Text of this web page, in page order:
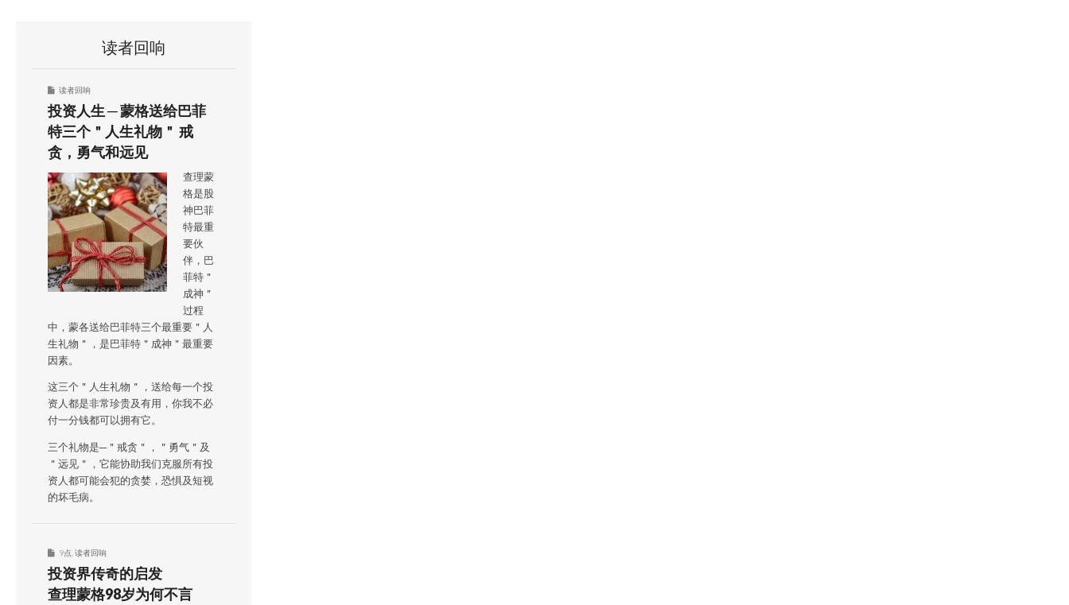
读者回响
读者回响
投资人生 ─ 蒙格送给巴菲
特三个＂人生礼物＂ 戒
贪，勇气和远见
查理蒙
格是股
神巴菲
特最重
要伙
伴，巴
菲特＂
成神＂
过程
中，蒙各送给巴菲特三个最重要＂人
生礼物＂，是巴菲特＂成神＂最重要
因素。
这三个＂人生礼物＂，送给每一个投
资人都是非常珍贵及有用，你我不必
付一分钱都可以拥有它。
三个礼物是─＂戒贪＂，＂勇气＂及
＂远见＂，它能协助我们克服所有投
资人都可能会犯的贪婪，恐惧及短视
的坏毛病。
9点 读者回响
投资界传奇的启发
查理蒙格98岁为何不言